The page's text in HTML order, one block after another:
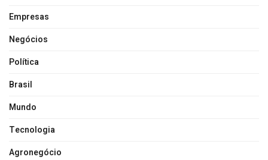
Empresas
Negócios
Política
Brasil
Mundo
Tecnologia
Agronegócio